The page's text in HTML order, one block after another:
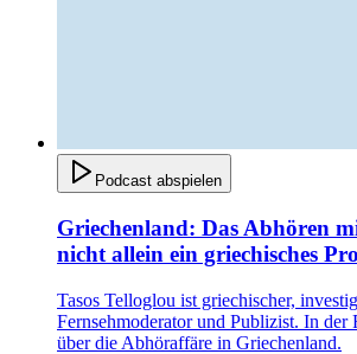
Podcast abspielen
Griechenland: Das Abhören
nicht allein ein griechisches
Tasos Telloglou ist griechischer,
Fernsehmoderator und Publizist. In der
über die Abhöraffäre in Griechenland.